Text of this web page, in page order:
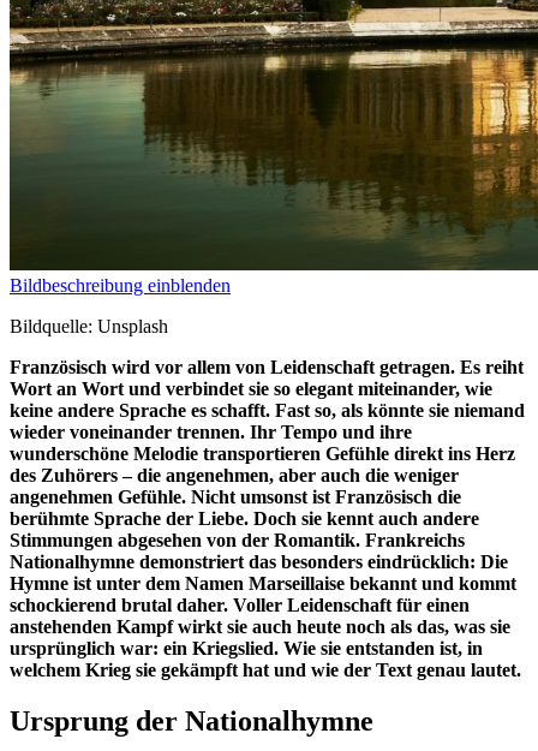
Bildbeschreibung einblenden
Bildquelle: Unsplash
Französisch wird vor allem von Leidenschaft getragen. Es reiht
Wort an Wort und verbindet sie so elegant miteinander, wie
keine andere Sprache es schafft. Fast so, als könnte sie niemand
wieder voneinander trennen. Ihr Tempo und ihre
wunderschöne Melodie transportieren Gefühle direkt ins Herz
des Zuhörers – die angenehmen, aber auch die weniger
angenehmen Gefühle. Nicht umsonst ist Französisch die
berühmte Sprache der Liebe. Doch sie kennt auch andere
Stimmungen abgesehen von der Romantik. Frankreichs
Nationalhymne demonstriert das besonders eindrücklich: Die
Hymne ist unter dem Namen Marseillaise bekannt und kommt
schockierend brutal daher. Voller Leidenschaft für einen
anstehenden Kampf wirkt sie auch heute noch als das, was sie
ursprünglich war: ein Kriegslied. Wie sie entstanden ist, in
welchem Krieg sie gekämpft hat und wie der Text genau lautet.
Ursprung der Nationalhymne